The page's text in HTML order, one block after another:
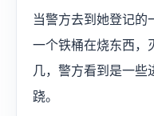
当警方去到她登记
一个铁桶在烧东西，
几，警方看到是一些
跷。